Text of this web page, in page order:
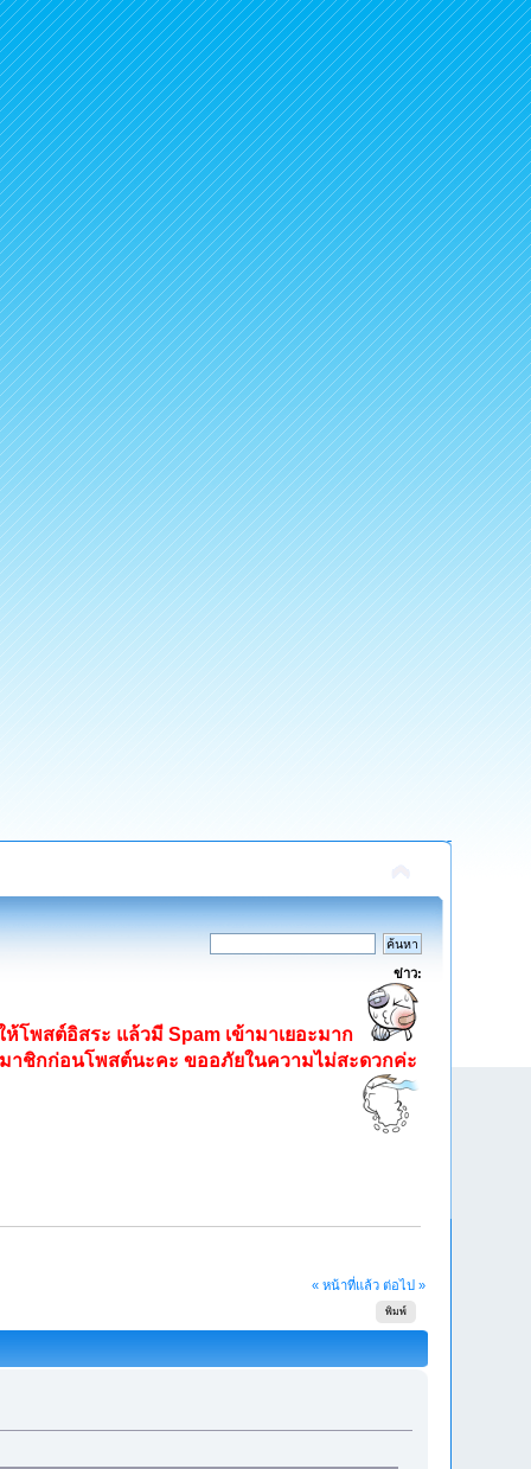
ข่าว:
ห้โพสต์อิสระ แล้วมี Spam เข้ามาเยอะมาก
าชิกก่อนโพสต์นะคะ ขออภัยในความไม่สะดวกค่ะ
« หน้าที่แล้ว ต่อไป »
พิมพ์